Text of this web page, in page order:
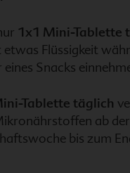
1x1 Mini-Tablette
Flüssigkeit
Snacks
Tablette täglich
ab
bis zum